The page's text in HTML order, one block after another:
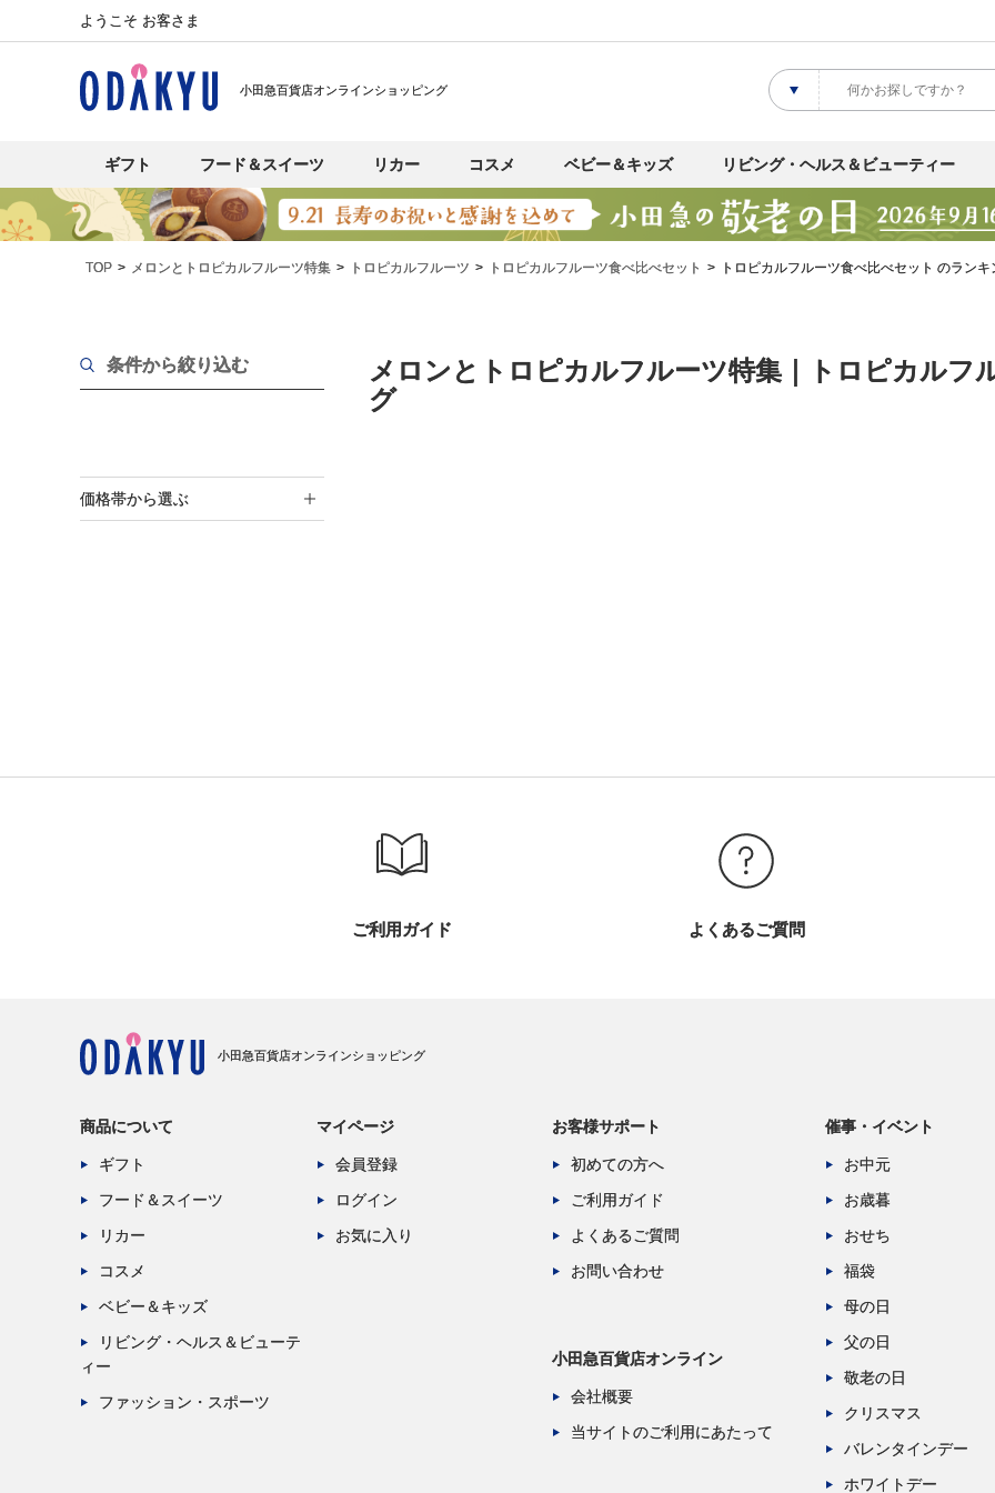
ようこそ お客さま
小田急百貨店オンラインショッピング
ギフト フード＆スイーツ リカー コスメ ベビー＆キッズ リビング・ヘルス＆ビューティー
TOP メロンとトロピカルフルーツ特集 トロピカルフルーツ トロピカルフルーツ食べ比べセット トロピカルフルーツ食べ比べセット のランキ
条件から絞り込む
価格帯から選ぶ
メロンとトロピカルフルーツ特集｜トロピカルフ
グ
ご利用ガイド よくあるご質問
小田急百貨店オンラインショッピング
商品について
ギフト
フード＆スイーツ
リカー
コスメ
ベビー＆キッズ
リビング・ヘルス＆ビューテ
ィー
ファッション・スポーツ
マイページ
会員登録
ログイン
お気に入り
お客様サポート
初めての方へ
ご利用ガイド
よくあるご質問
お問い合わせ
小田急百貨店オンライン
会社概要
当サイトのご利用にあたって
催事・イベント
お中元
お歳暮
おせち
福袋
母の日
父の日
敬老の日
クリスマス
バレンタインデー
ホワイトデー